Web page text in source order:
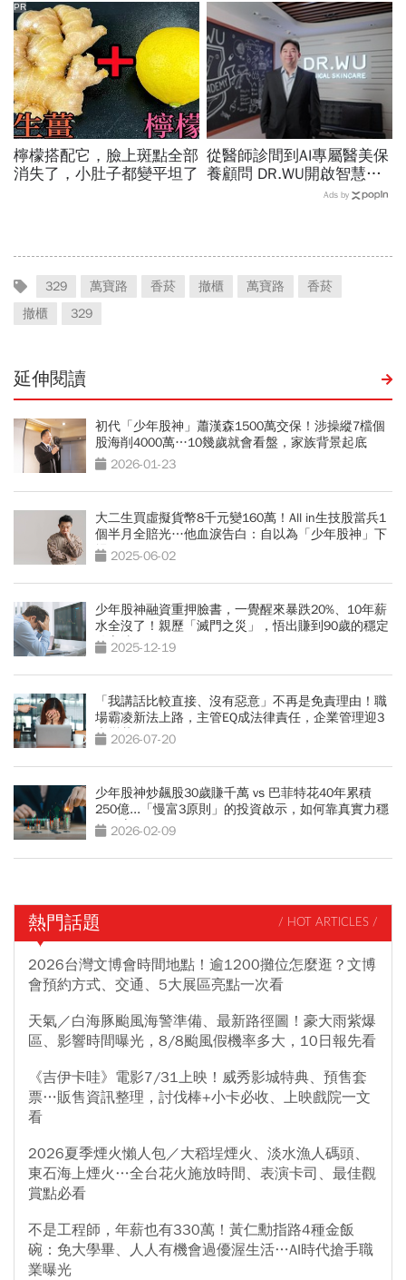
史哲：台灣動脈再升級
檸檬搭配它，臉上斑點全部
消失了，小肚子都變平坦了
PR
從醫師診間到AI專屬醫美保
養顧問 DR.WU開啟智慧養
Ads by
329 萬寶路 香菸 撤櫃 萬寶路
香菸
撤櫃
329
延伸閱讀
初代「少年股神」蕭漢森1500萬交保！涉操縱7檔個
股海削4000萬…10幾歲就會看盤，家族背景起底
2026-01-23
大二生買虛擬貨幣8千元變160萬！All in生技股當兵1
個半月全賠光…他血淚告白：自以為「少年股神」下
場 2025-06-02
少年股神融資重押臉書，一覺醒來暴跌20%、10年薪
水全沒了！親歷「滅門之災」，悟出賺到90歲的穩定
致富法
2025-12-19
「我講話比較直接、沒有惡意」不再是免責理由！職
場霸凌新法上路，主管EQ成法律責任，企業管理迎3
大變革
2026-07-20
少年股神炒飆股30歲賺千萬 vs 巴菲特花40年累積
250億...「慢富3原則」的投資啟示，如何靠真實力穩
穩致富
2026-02-09
熱門話題 / HOT ARTICLES /
2026台灣文博會時間地點！逾1200攤位怎麼逛？文博
會預約方式、交通、5大展區亮點一次看
天氣／白海豚颱風海警準備、最新路徑圖！豪大雨紫爆
區、影響時間曝光，8/8颱風假機率多大，10日報先看
《吉伊卡哇》電影7/31上映！威秀影城特典、預售套
票…販售資訊整理，討伐棒+小卡必收、上映戲院一文
看
2026夏季煙火懶人包／大稻埕煙火、淡水漁人碼頭、
東石海上煙火…全台花火施放時間、表演卡司、最佳觀
賞點必看
不是工程師，年薪也有330萬！黃仁勳指路4種金飯
碗：免大學畢、人人有機會過優渥生活…AI時代搶手職
業曝光